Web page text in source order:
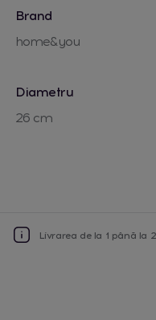
Brand
home&you
Diametru
26 cm
Livrarea de la 1 până la